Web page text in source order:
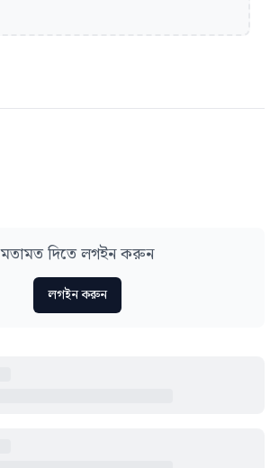
মতামত দিতে লগইন করুন
লগইন করুন